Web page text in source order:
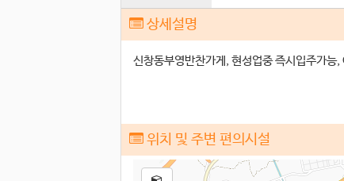
상세설명
신창동부영반찬가게, 현성업중 즉시입주가
위치 및 주변 편의시설